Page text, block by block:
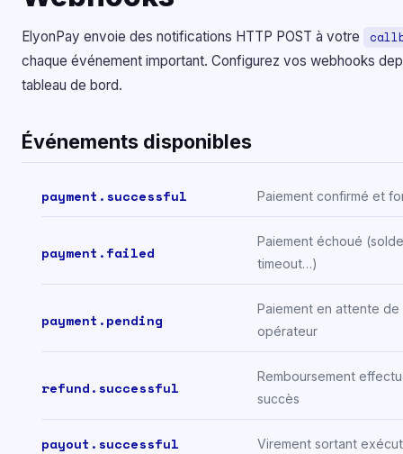
ElyonPay envoie des notifications HTTP POST à votre
chaque événement important. Configurez vos webhooks
tableau de bord.
Événements disponibles
payment.successful Paiement confirmé et
payment.failed
Paiement échoué
timeout…)
payment.pending
Paiement en attente de
opérateur
refund.successful
Remboursement
succès
payout.successful Virement sortant